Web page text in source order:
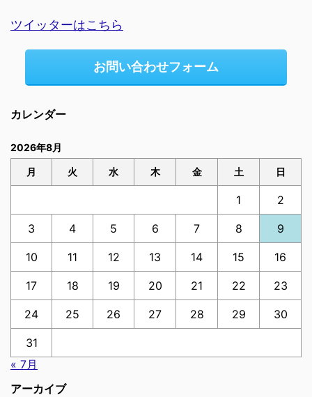
ツイッターはこちら
お問い合わせフォーム
カレンダー
2026年8月
月 火 水 木 金 土 日
1 2
3 4 5 6 7 8 9
10 11 12 13 14 15 16
17 18 19 20 21 22 23
24 25 26 27 28 29 30
31
« 7月
アーカイブ